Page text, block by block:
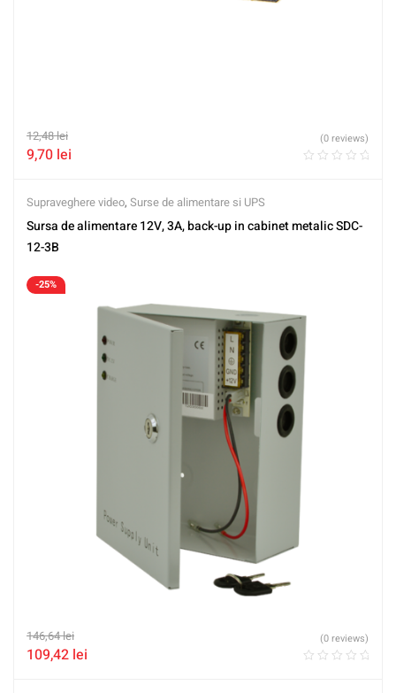
12,48lei
9,70 lei
(0 reviews)
Supraveghere video, Surse de alimentare si UPS
Sursa de alimentare 12V, 3A, back-up in cabinet metalic SDC-
12-3B
-25%
146,64lei
109,42 lei
(0 reviews)